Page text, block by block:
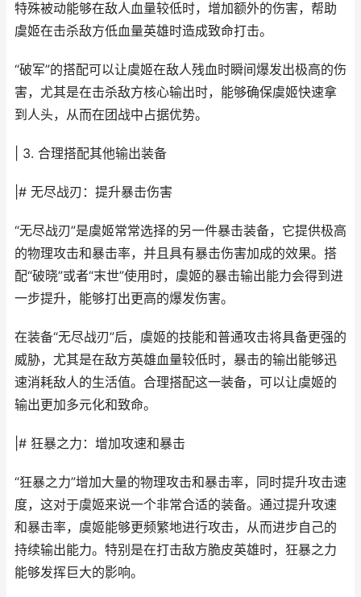
特殊被动能够在敌人血量较低时，增加额外的伤害，帮助
虞姬在击杀敌方低血量英雄时造成致命打击。
“破军”的搭配可以让虞姬在敌人残血时瞬间爆发出极高的伤
害，尤其是在击杀敌方核心输出时，能够确保虞姬快速拿
到人头，从而在团战中占据优势。
| 3. 合理搭配其他输出装备
|# 无尽战刃：提升暴击伤害
“无尽战刃”是虞姬常常选择的另一件暴击装备，它提供极高
的物理攻击和暴击率，并且具有暴击伤害加成的效果。搭
配“破晓”或者“末世”使用时，虞姬的暴击输出能力会得到进
一步提升，能够打出更高的爆发伤害。
在装备“无尽战刃”后，虞姬的技能和普通攻击将具备更强的
威胁，尤其是在敌方英雄血量较低时，暴击的输出能够迅
速消耗敌人的生活值。合理搭配这一装备，可以让虞姬的
输出更加多元化和致命。
|# 狂暴之力：增加攻速和暴击
“狂暴之力”增加大量的物理攻击和暴击率，同时提升攻击速
度，这对于虞姬来说一个非常合适的装备。通过提升攻速
和暴击率，虞姬能够更频繁地进行攻击，从而进步自己的
持续输出能力。特别是在打击敌方脆皮英雄时，狂暴之力
能够发挥巨大的影响。